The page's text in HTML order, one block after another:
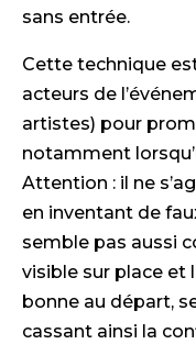
sans entrée.
Cette technique
acteurs de
artistes) pour
notamment
Attention : il ne
en inventant de
semble pas aussi
visible sur place et
bonne au départ,
cassant ainsi la